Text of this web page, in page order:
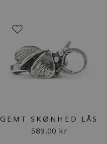
GEMT SKØNHED LÅS
589,00 kr